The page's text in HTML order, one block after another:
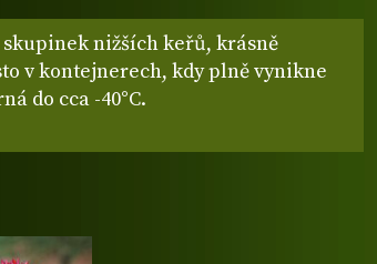
nižších keřů, krásně
v kontejnerech, kdy plně vynikne
do cca -40°C.